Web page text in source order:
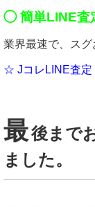
◯ 簡単LINE
業界最速で、スグ
☆ JコレLINE査
最後まで
ました。